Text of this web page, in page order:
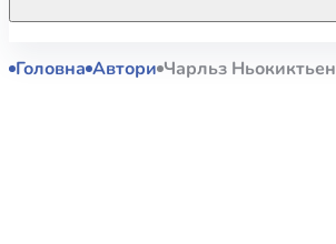
Акційні пропозиції
Головна Автори Чарльз Ньокиктьен